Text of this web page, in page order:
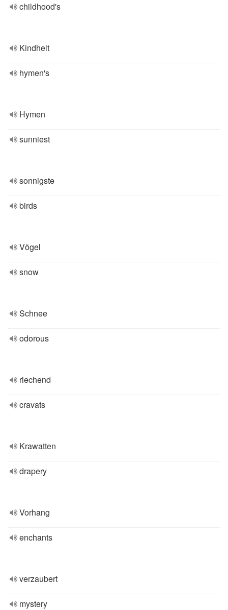
childhood's
Kindheit
hymen's
Hymen
sunniest
sonnigste
birds
Vögel
snow
Schnee
odorous
riechend
cravats
Krawatten
drapery
Vorhang
enchants
verzaubert
mystery